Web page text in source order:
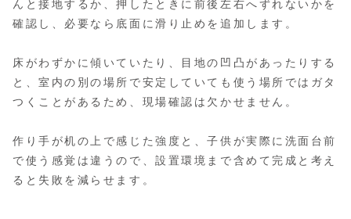
んと接地するか、押したときに前後左右へずれないかを
確認し、必要なら底面に滑り止めを追加します。
床がわずかに傾いていたり、目地の凹凸があったりする
と、室内の別の場所で安定していても使う場所ではガタ
つくことがあるため、現場確認は欠かせません。
作り手が机の上で感じた強度と、子供が実際に洗面台前
で使う感覚は違うので、設置環境まで含めて完成と考え
ると失敗を減らせます。